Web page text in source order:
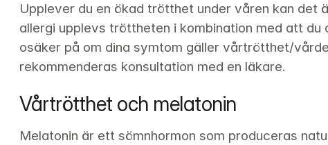
Upplever du en ökad trötthet under våren kan det
allergi upplevs tröttheten i kombination med att du
osäker på om dina symtom gäller vårtrötthet/
rekommenderas konsultation med en läkare.
Vårtrötthet och melatonin
Melatonin är ett sömnhormon som produceras